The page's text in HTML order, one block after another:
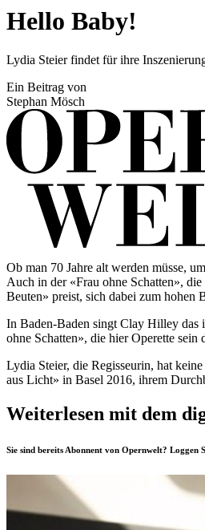
Hello Baby!
Lydia Steier findet für ihre
Ein Beitrag von
Stephan Mösch
Ob man 70 Jahre alt werden müsse,
Auch in der «Frau ohne Schatten»,
Beuten» preist, sich dabei zum hohen
In Baden-Baden singt Clay Hilley das
ohne Schatten», die hier Operette sein
Lydia Steier, die Regisseurin, hat
aus Licht» in Basel 2016, ihrem
Weiterlesen mit dem
Sie sind bereits Abonnent von Opernwelt? Loggen